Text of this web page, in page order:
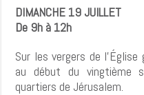
DIMANCHE 19 JUILLET
De 9h à 12h
Sur les vergers de
au début du vingtième
quartiers de Jérusalem.